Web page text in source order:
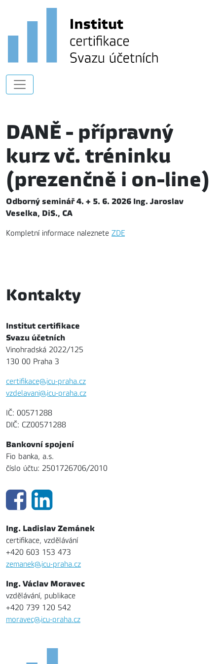
DANĚ - přípravný
kurz vč. tréninku
(prezenčně i on-line)
Odborný seminář 4. + 5. 6. 2026 Ing. Jaroslav
Veselka, DiS., CA
Kompletní informace naleznete ZDE
Kontakty
Institut certifikace
Svazu účetních
Vinohradská 2022/125
130 00 Praha 3
certifikace@icu-praha.cz
vzdelavani@icu-praha.cz
IČ: 00571288
DIČ: CZ00571288
Bankovní spojení
Fio banka, a.s.
číslo účtu: 2501726706/2010
Ing. Ladislav Zemánek
certifikace, vzdělávání
+420 603 153 473
zemanek@icu-praha.cz
Ing. Václav Moravec
vzdělávání, publikace
+420 739 120 542
moravec@icu-praha.cz